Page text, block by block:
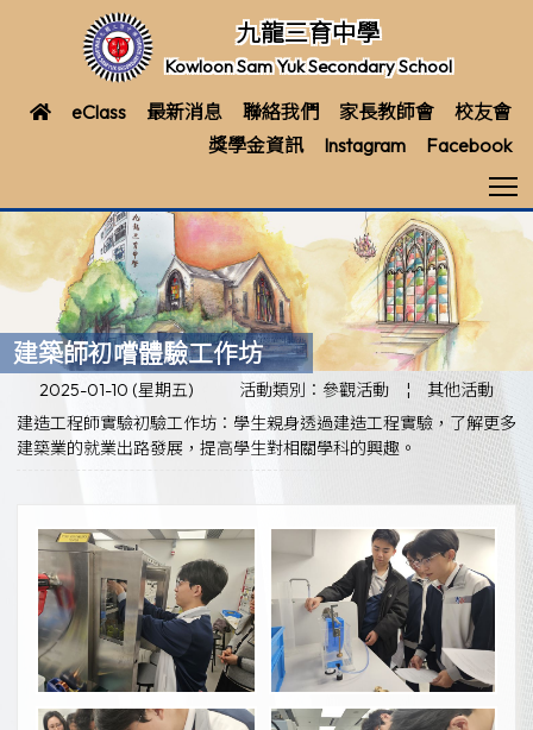
九龍三育中學
Kowloon Sam Yuk Secondary School
eClass 最新消息 聯絡我們 家長教師會
校友會
獎學金資訊
Instagram Facebook
建築師初嚐體驗工作坊
2025-01-10 (星期五) 活動類別：參觀活動 ¦
其他活動
建造工程師實驗初驗工作坊：學生親身透過建造工程實驗，了解更多
建築業的就業出路發展，提高學生對相關學科的興趣。